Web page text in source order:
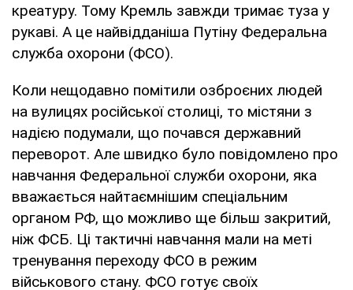
креатуру. Тому Кремль завжди тримає туза у
рукаві. А це найвідданіша Путіну Федеральна
служба охорони (ФСО).
Коли нещодавно помітили озброєних людей
на вулицях російської столиці, то містяни з
надією подумали, що почався державний
переворот. Але швидко було повідомлено про
навчання Федеральної служби охорони, яка
вважається найтаємнішим спеціальним
органом РФ, що можливо ще більш закритий,
ніж ФСБ. Ці тактичні навчання мали на меті
тренування переходу ФСО в режим
військового стану. ФСО готує своїх